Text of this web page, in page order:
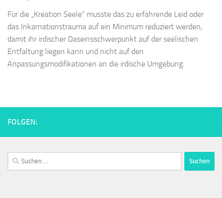
Für die „Kreation Seele“ musste das zu erfahrende Leid oder
das Inkarnationstrauma auf ein Minimum reduziert werden,
damit ihr irdischer Daseinsschwerpunkt auf der seelischen
Entfaltung liegen kann und nicht auf den
Anpassungsmodifikationen an die irdische Umgebung.
FOLGEN:
Suchen
nach: